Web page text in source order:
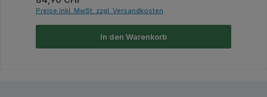
Preise inkl. MwSt. zzgl. Versandkosten
In den Warenkorb